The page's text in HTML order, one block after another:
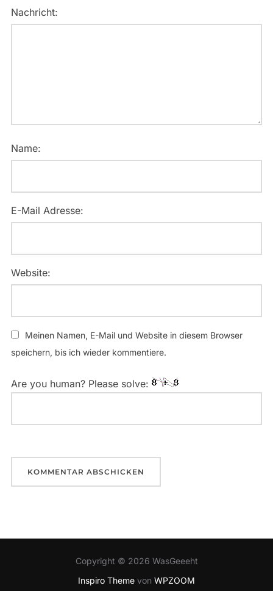
Nachricht:
Name:
E-Mail Adresse:
Website:
Meinen Namen, E-Mail und Website in diesem Browser
speichern, bis ich wieder kommentiere.
Are you human? Please solve:
Copyright © 2026 WasGeeeht
Inspiro Theme von WPZOOM